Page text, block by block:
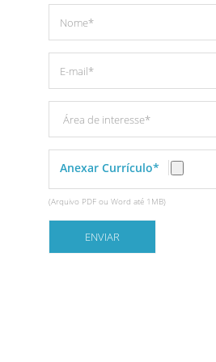
Anexar Currículo*
(Arquivo PDF ou Word até 1MB)
ENVIAR